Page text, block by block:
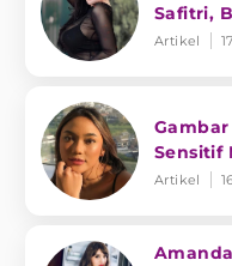
Safitri,
Artikel
Sensitif
Artikel